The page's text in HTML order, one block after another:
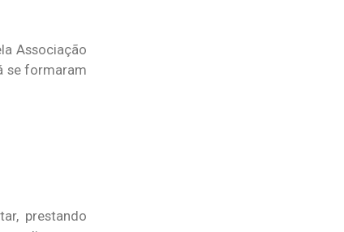
Associação
se formaram
prestando